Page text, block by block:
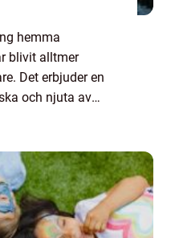
hemma
blivit alltmer
Det erbjuder en
och njuta av